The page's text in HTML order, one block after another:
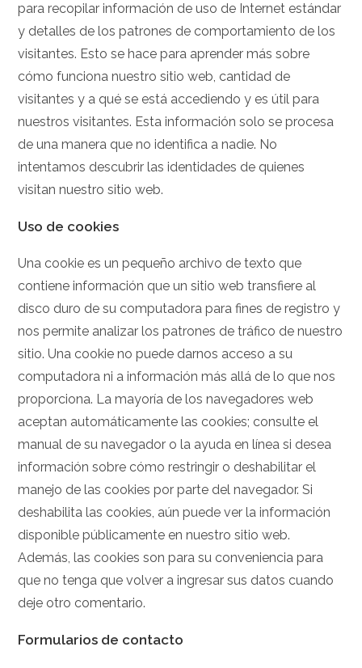
para recopilar información de uso de Internet estándar
y detalles de los patrones de comportamiento de los
visitantes. Esto se hace para aprender más sobre
cómo funciona nuestro sitio web, cantidad de
visitantes y a qué se está accediendo y es útil para
nuestros visitantes. Esta información solo se procesa
de una manera que no identifica a nadie. No
intentamos descubrir las identidades de quienes
visitan nuestro sitio web.
Uso de cookies
Una cookie es un pequeño archivo de texto que
contiene información que un sitio web transfiere al
disco duro de su computadora para fines de registro y
nos permite analizar los patrones de tráfico de nuestro
sitio. Una cookie no puede darnos acceso a su
computadora ni a información más allá de lo que nos
proporciona. La mayoría de los navegadores web
aceptan automáticamente las cookies; consulte el
manual de su navegador o la ayuda en línea si desea
información sobre cómo restringir o deshabilitar el
manejo de las cookies por parte del navegador. Si
deshabilita las cookies, aún puede ver la información
disponible públicamente en nuestro sitio web.
Además, las cookies son para su conveniencia para
que no tenga que volver a ingresar sus datos cuando
deje otro comentario.
Formularios de contacto